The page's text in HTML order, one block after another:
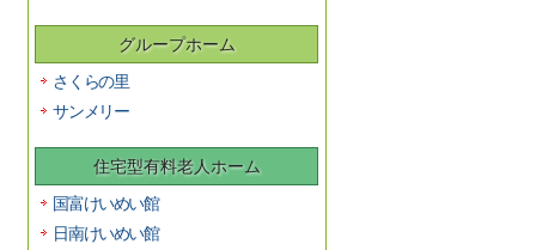
グループホーム
さくらの里
サンメリー
住宅型有料老人ホーム
国富けいめい館
日南けいめい館